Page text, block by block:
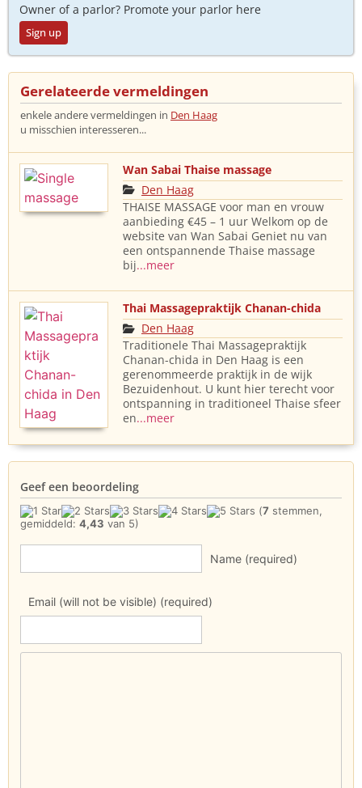
Owner of a parlor? Promote your parlor here
Sign up
Gerelateerde vermeldingen
enkele andere vermeldingen in Den Haag
u misschien interesseren...
Wan Sabai Thaise massage
Den Haag
THAISE MASSAGE voor man en vrouw
aanbieding €45 – 1 uur Welkom op de
website van Wan Sabai Geniet nu van
een ontspannende Thaise massage
bij...meer
Thai Massagepraktijk Chanan-chida
Den Haag
Traditionele Thai Massagepraktijk
Chanan-chida in Den Haag is een
gerenommeerde praktijk in de wijk
Bezuidenhout. U kunt hier terecht voor
ontspanning in traditioneel Thaise sfeer
en...meer
Geef een beoordeling
(7 stemmen,
gemiddeld: 4,43 van 5)
Name (required)
Email (will not be visible) (required)